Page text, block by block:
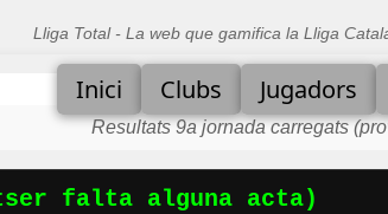
Lliga Total - La web que gamifica la Lliga
Inici Clubs Jugadors
Resultats 9a jornada carregats
falta alguna acta)